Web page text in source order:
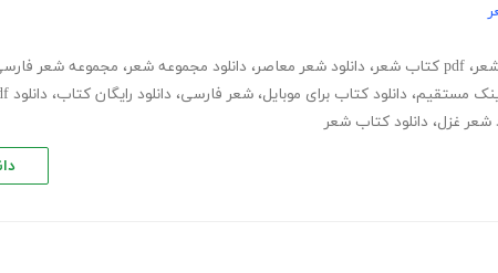
، pdf کتاب شعر ، دانلود شعر معاصر، دانلود مجموعه شعر، مجموعه شعر
مستقیم، دانلود کتاب برای موبایل، شعر فارسی، دانلود رایگان کتاب، دانلود pdf کتاب شعر
شعر غزل، دانلود کتاب شعر